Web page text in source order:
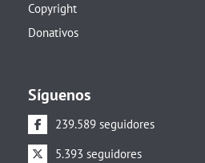
Copyright
Donativos
Síguenos
239.589 seguidores
5.393 seguidores